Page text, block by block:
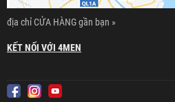
địa chỉ CỬA HÀNG gần bạn »
KẾT NỐI VỚI 4MEN